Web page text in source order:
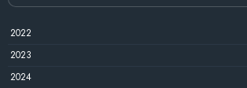
2022
2023
2024